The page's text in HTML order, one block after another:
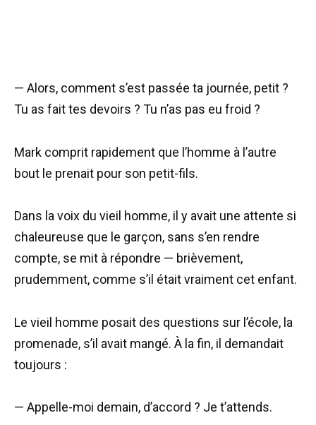
— Alors, comment s’est passée ta journée, petit ?
Tu as fait tes devoirs ? Tu n’as pas eu froid ?
Mark comprit rapidement que l’homme à l’autre
bout le prenait pour son petit-fils.
Dans la voix du vieil homme, il y avait une attente si
chaleureuse que le garçon, sans s’en rendre
compte, se mit à répondre — brièvement,
prudemment, comme s’il était vraiment cet enfant.
Le vieil homme posait des questions sur l’école, la
promenade, s’il avait mangé. À la fin, il demandait
toujours :
— Appelle-moi demain, d’accord ? Je t’attends.